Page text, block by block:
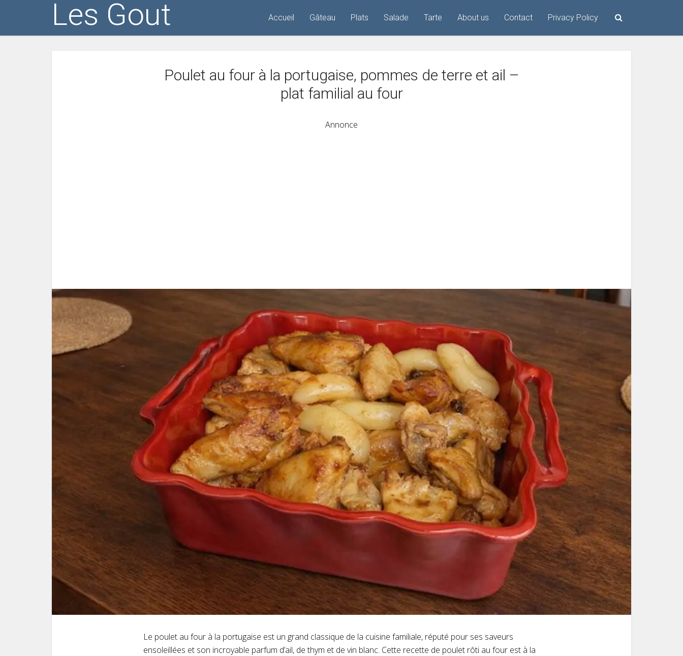
Les Gout Accueil Gâteau Plats Salade Tarte About us Contact Privacy Policy
Poulet au four à la portugaise, pommes de terre et ail –
plat familial au four
Annonce
Le poulet au four à la portugaise est un grand classique de la cuisine familiale, réputé pour ses saveurs
ensoleillées et son incroyable parfum d’ail, de thym et de vin blanc. Cette recette de poulet rôti au four est à la